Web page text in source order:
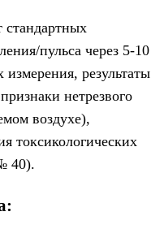
пульса через 5-10
результаты
нетрезвого
воздухе),
токсикологических
40).